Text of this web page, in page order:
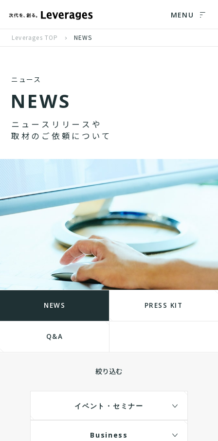
MENU
Leverages TOP NEWS
ニュース
NEWS
ニ ュ ー ス リ リ ー ス や
取 材 の ご 依 頼 に つ い て
NEWS PRESS KIT
Q&A
絞り込む
イベント・セミナー
Business